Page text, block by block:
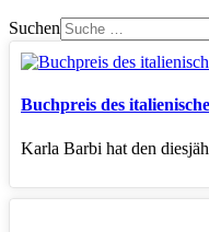
Suchen
Buchpreis des
Karla Barbi hat den